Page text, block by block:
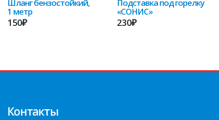
Шланг бензостойкий,
1 метр
150₽
Подставка под горелку
«СОНИС»
230₽
Контакты